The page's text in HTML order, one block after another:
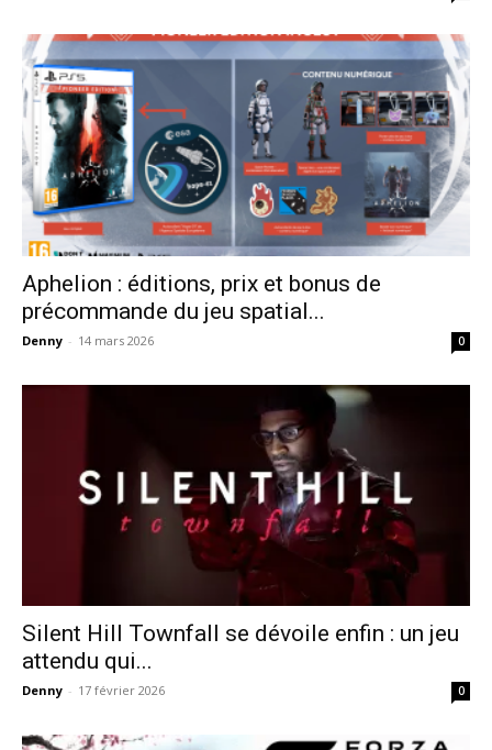
Aphelion : éditions, prix et bonus de
précommande du jeu spatial...
Denny - 14 mars 2026 0
Silent Hill Townfall se dévoile enfin : un jeu
attendu qui...
Denny - 17 février 2026 0